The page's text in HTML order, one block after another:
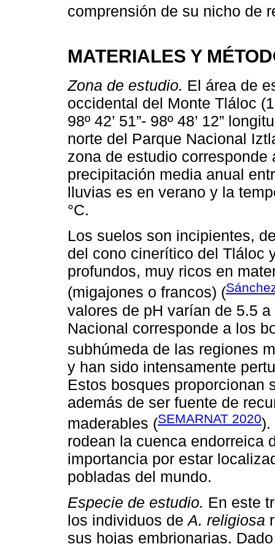
comprensión de su nicho de
MATERIALES Y
Zona de estudio. El área de
occidental del Monte Tláloc
98º 42’ 51”- 98º 48’ 12”
norte del Parque Nacional
zona de estudio
precipitación media anual
lluvias es en verano y la
°C.
Los suelos son incipientes,
del cono cinerítico del Tláloc
profundos, muy ricos en
(migajones o francos) (
valores de pH varían de 5.5
Nacional corresponde a los
subhúmeda de las regiones
y han sido intensamente
Estos bosques proporcionan
además de ser fuente de
maderables (SEMARNAT 2020).
rodean la cuenca endorreica
importancia por estar
pobladas del mundo.
Especie de estudio. En este
los individuos deA. religiosa
sus hojas embrionarias.